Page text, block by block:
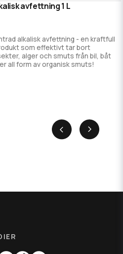
Lägg i varukorg
avfettning 1 L
alkalisk avfettning - en kraftfull
som effektivt tar bort
alger och smuts från bil, båt
all form av organisk smuts!